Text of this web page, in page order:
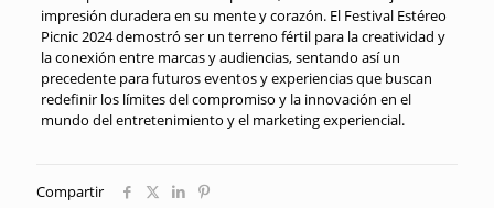
impresión duradera en su mente y corazón. El Festival Estéreo
Picnic 2024 demostró ser un terreno fértil para la creatividad y
la conexión entre marcas y audiencias, sentando así un
precedente para futuros eventos y experiencias que buscan
redefinir los límites del compromiso y la innovación en el
mundo del entretenimiento y el marketing experiencial.
Compartir